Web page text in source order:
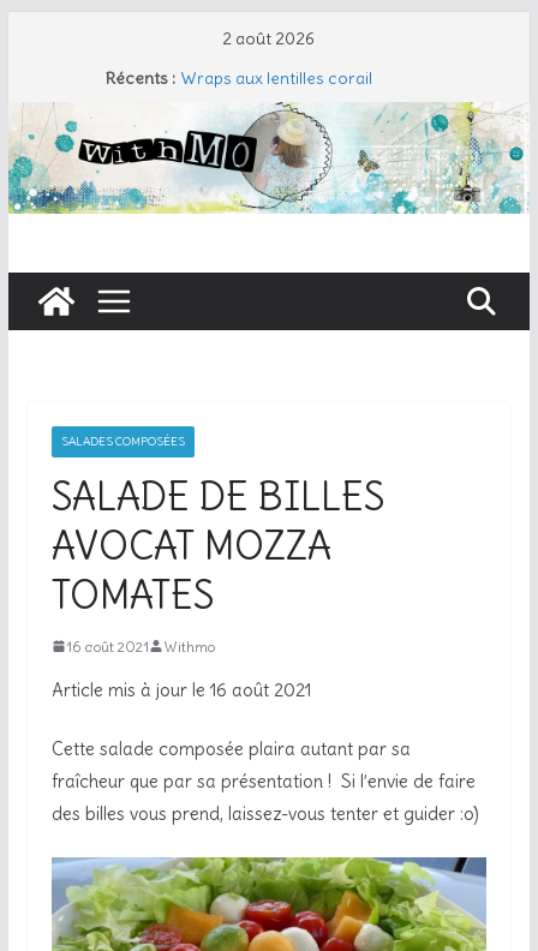
2 août 2026
Récents : Wraps aux lentilles corail
Travers de porc et salade fraîche
Coudre un gant de toilette
Cherry Cobbler
Taboulé de chou-fleur
SALADES COMPOSÉES
SALADE DE BILLES
AVOCAT MOZZA
TOMATES
16 août 2021 Withmo
Article mis à jour le 16 août 2021
Cette salade composée plaira autant par sa
fraîcheur que par sa présentation ! Si l’envie de faire
des billes vous prend, laissez-vous tenter et guider :o)